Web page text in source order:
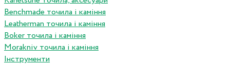
Benchmade точила і каміння
Leatherman точила і каміння
Boker точила і каміння
Morakniv точила і каміння
Інструменти